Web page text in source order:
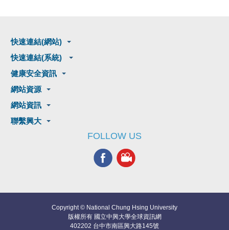
快速連結(網站)
快速連結(系統)
健康安全資訊
網站資源
網站資訊
聯繫興大
FOLLOW US
Copyright © National Chung Hsing University
版權所有 國立中興大學全球資訊網
402202 台中市南區興大路145號